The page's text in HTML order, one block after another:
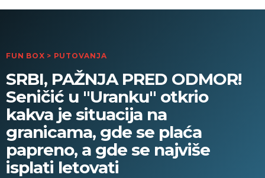
FUN BOX > PUTOVANJA
SRBI, PAŽNJA PRED ODMOR!
Seničić u "Uranku" otkrio
kakva je situacija na
granicama, gde se plaća
papreno, a gde se najviše
isplati letovati